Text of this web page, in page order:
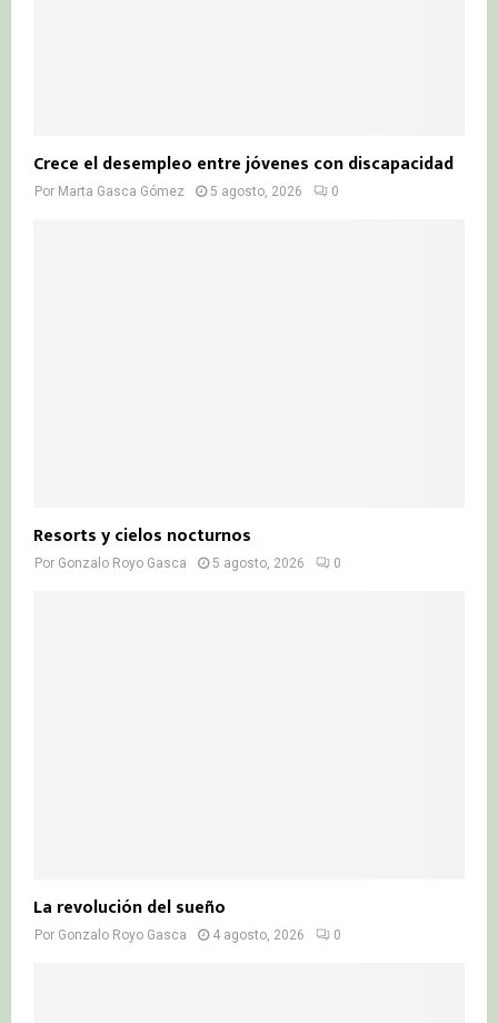
Crece el desempleo entre jóvenes con discapacidad
Por Marta Gasca Gómez 5 agosto, 2026 0
Resorts y cielos nocturnos
Por Gonzalo Royo Gasca 5 agosto, 2026 0
La revolución del sueño
Por Gonzalo Royo Gasca 4 agosto, 2026 0